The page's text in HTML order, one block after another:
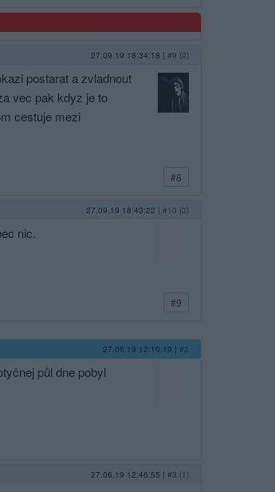
27.09.19 18:34:18 | #9 (2)
postarat a zvladnout
vec pak kdyz je to
cestuje mezi
#8
27.09.19 18:43:22 | #10 (3)
nic.
#9
27.06.19 12:10:19 | #2
půl dne pobyl
27.06.19 12:46:55 | #3 (1)